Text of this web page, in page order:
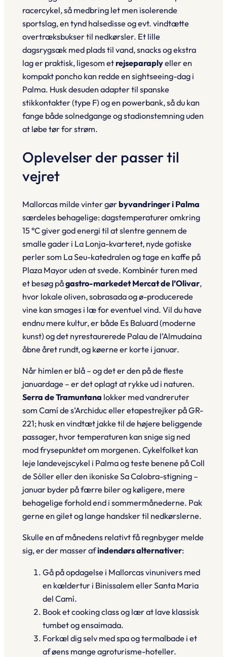
racercykel, så medbring let men isolerende
sportslag, en tynd halsedisse og evt. vindtætte
overtræksbukser til nedkørsler. Et lille
dagsrygsæk med plads til vand, snacks og ekstra
lag er praktisk, ligesom etrejseparaplyeller en
kompakt poncho kan redde en sightseeing-dag i
Palma. Husk desuden adapter til spanske
stikkontakter (type F) og en powerbank, så du kan
fange både solnedgange og stadionstemning uden
at løbe tør for strøm.
Oplevelser der passer til
vejret
Mallorcas milde vinter gørbyvandringer i Palma
særdeles behagelige: dagstemperaturer omkring
15 °C giver god energi til at slentre gennem de
smalle gader i La Lonja-kvarteret, nyde gotiske
perler som La Seu-katedralen og tage en kaffe på
Plaza Mayor uden at svede. Kombinér turen med
et besøg pågastro-markedet Mercat de l’Olivar,
hvor lokale oliven, sobrasada og ø-producerede
vine kan smages i læ for eventuel vind. Vil du have
endnu mere kultur, er både Es Baluard(moderne
kunst) og det nyrestaurerede Palau de l’Almudaina
åbne året rundt, og køerne er korte i januar.
Når himlen er blå – og det er den på de fleste
januardage – er det oplagt at rykke ud i naturen.
Serra de Tramuntana lokker med vandreruter
som Camí de s’Archiduceller etapestrejker på GR-
221; husk en vindtæt jakke til de højere beliggende
passager, hvor temperaturen kan snige sig ned
mod frysepunktet om morgenen. Cykelfolket kan
leje landevejscykel i Palma og teste benene på Coll
de Sóller eller den ikoniske Sa Calobra-stigning –
januar byder på færre biler og køligere, mere
behagelige forhold end i sommermånederne. Pak
gerne en giletog lange handsker til nedkørslerne.
Skulle en af månedens relativt få regnbyger melde
sig, er der masser afindendørs alternativer:
Gå på opdagelse i Mallorcas vinunivers med
en kældertur i Binissalem eller Santa Maria
del Camí.
Book etcooking classog lær at lave klassisk
tumbetogensaimada.
Forkæl dig selv med spa og termalbade i et
af øens mange agroturisme-hoteller.